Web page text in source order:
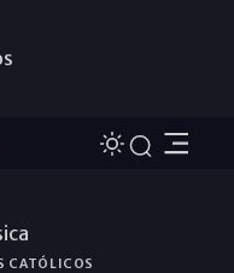
CATÓLICOS